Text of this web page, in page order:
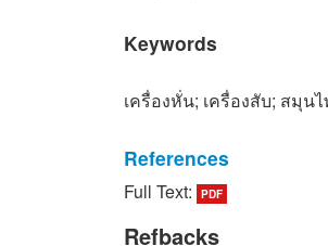
Keywords
เครื่องหั่น; เครื่องสับ; สมุน
References
[1] Thai Traditional
[Online]. Available:
Full Text: PDF
Refbacks